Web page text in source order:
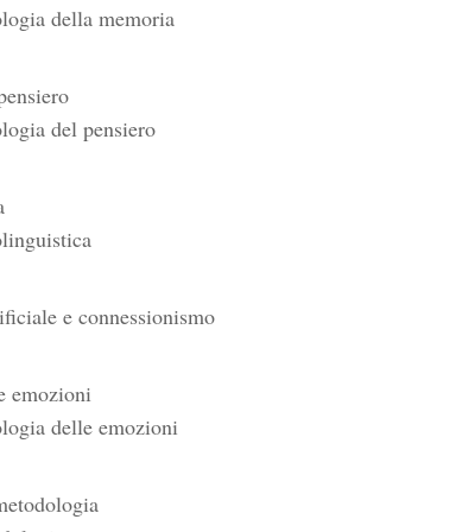
della memoria
del pensiero
e connessionismo
emozioni
delle emozioni